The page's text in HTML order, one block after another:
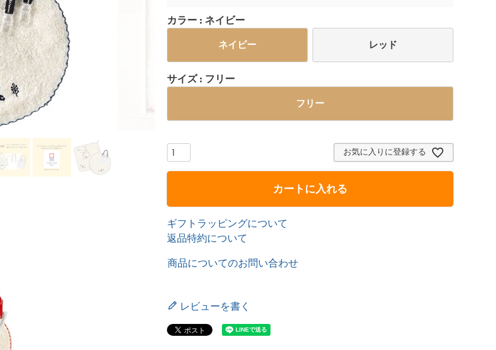
カラー ネイビー
ネイビー レッド
サイズ フリー
フリー
お気に入りに登録する
カートに入れる
ギフトラッピングについて
返品特約について
商品についてのお問い合わせ
レビューを書く